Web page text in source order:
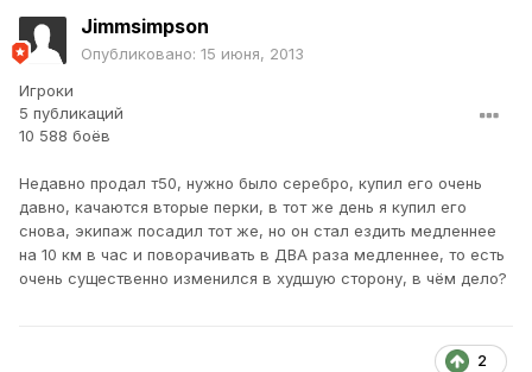
Jimmsimpson
Опубликовано: 15 июня, 2013
Игроки
5 публикаций
10 588 боёв
Недавно продал т50, нужно было серебро, купил его очень
давно, качаются вторые перки, в тот же день я купил его
снова, экипаж посадил тот же, но он стал ездить медленнее
на 10 км в час и поворачивать в ДВА раза медленнее, то есть
очень существенно изменился в худшую сторону, в чём дело?
2